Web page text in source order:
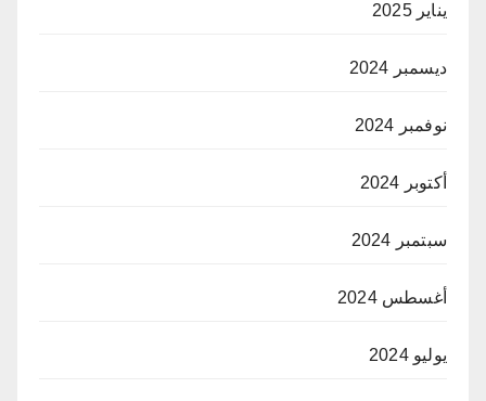
يناير 2025
ديسمبر 2024
نوفمبر 2024
أكتوبر 2024
سبتمبر 2024
أغسطس 2024
يوليو 2024